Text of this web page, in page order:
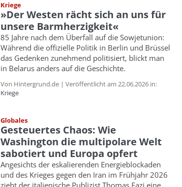
Kriege
»Der Westen rächt sich an uns für
unsere Barmherzigkeit«
85 Jahre nach dem Überfall auf die Sowjetunion:
Während die offizielle Politik in Berlin und Brüssel
das Gedenken zunehmend politisiert, blickt man
in Belarus anders auf die Geschichte.
Von Hintergrund.de | Veröffentlicht am 22.06.2026 in:
Kriege
Globales
Gesteuertes Chaos: Wie
Washington die multipolare Welt
sabotiert und Europa opfert
Angesichts der eskalierenden Energieblockaden
und des Krieges gegen den Iran im Frühjahr 2026